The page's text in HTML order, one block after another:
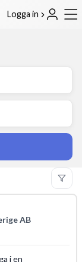
Logga in
AB
i en